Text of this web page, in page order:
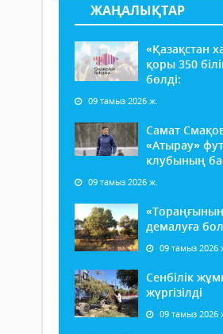
ЖАҢАЛЫҚТАР
«Қазақстан
қоры 350
бөлді:
09 тамыз 2026 ж.
Самат
«Атырау»
клубының
09 тамыз 2026 ж.
демалуға
09 тамыз 2026
Сенбілік
жүргізілді
09 тамыз 2026